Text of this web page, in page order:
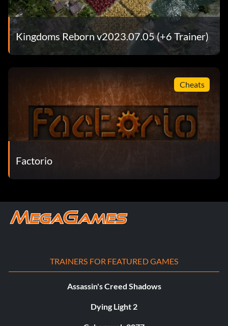
Kingdoms Reborn v2023.07.05 (+6 Trainer)
Cheats
Factorio
TRAINERS FOR FEATURED GAMES
Assassin's Creed Shadows
Dying Light 2